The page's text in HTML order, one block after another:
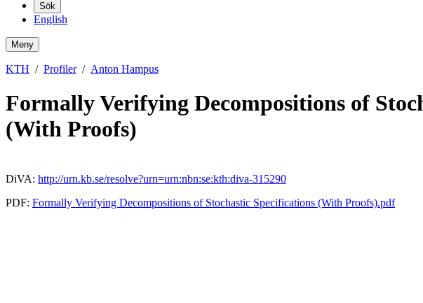
Sök
English
Meny
KTH Profiler Anton Hampus
Formally Verifying Decompositions of
(With Proofs)
DiVA: http://urn.kb.se/resolve?urn=urn:nbn:se:kth:diva-315290
PDF: Formally Verifying Decompositions of Stochastic Specifications (With Proofs).pdf